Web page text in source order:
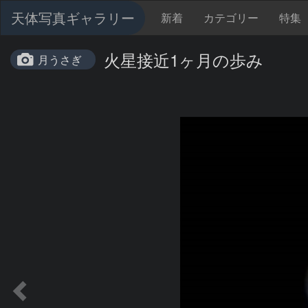
天体写真ギャラリー 新着 カテゴリー 特集
月うさぎ 火星接近1ヶ月の歩み